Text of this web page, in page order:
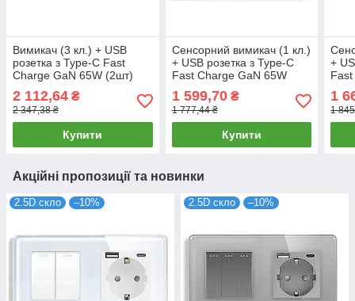
Вимикач (3 кл.) + USB
розетка з Type-C Fast
Charge GaN 65W (2шт)
FC65WX2.WT)
2 112,64 ₴
2 347,38 ₴
Купити
Сенсорний вимикач (1 кл.)
+ USB розетка з Type-C
Fast Charge GaN 65W
SW1G-FC65W.WT)
1 599,70₴
1 777,44 ₴
Купити
+
1
1
Акційні пропозиції та новинки
2.5D скло –10% 2.5D скло –10%